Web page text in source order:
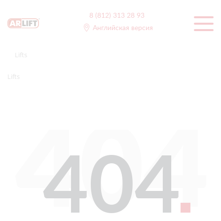
8 (812) 313 28 93
Английская версия
Lifts
Lifts
404